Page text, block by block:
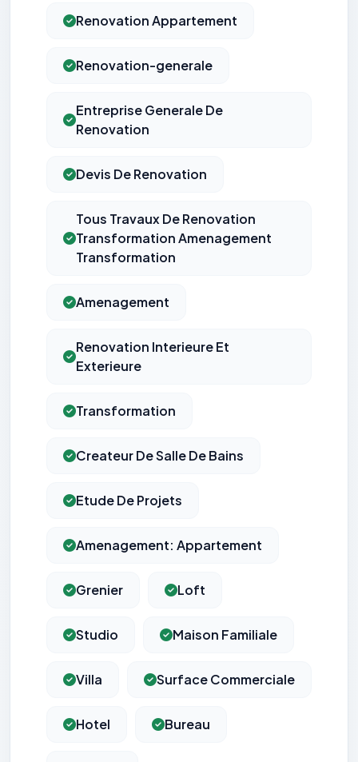
Renovation Appartement
Renovation-generale
Entreprise Generale De
Renovation
Devis De Renovation
Tous Travaux De Renovation
Transformation Amenagement
Transformation
Amenagement
Renovation Interieure Et
Exterieure
Transformation
Createur De Salle De Bains
Etude De Projets
Amenagement: Appartement
Grenier Loft
Studio Maison Familiale
Villa Surface Commerciale
Hotel Bureau